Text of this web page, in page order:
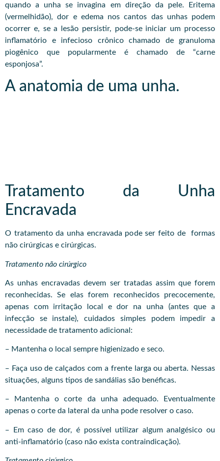
quando a unha se invagina em direção da pele. Eritema
(vermelhidão), dor e edema nos cantos das unhas podem
ocorrer e, se a lesão persistir, pode-se iniciar um processo
inflamatório e infecioso crônico chamado de granuloma
piogênico que popularmente é chamado de “carne
esponjosa”.
A anatomia de uma unha.
Tratamento da Unha
Encravada
O tratamento da unha encravada pode ser feito de formas
não cirúrgicas e cirúrgicas.
Tratamento não cirúrgico
As unhas encravadas devem ser tratadas assim que forem
reconhecidas. Se elas forem reconhecidos precocemente,
apenas com irritação local e dor na unha (antes que a
infecção se instale), cuidados simples podem impedir a
necessidade de tratamento adicional:
– Mantenha o local sempre higienizado e seco.
– Faça uso de calçados com a frente larga ou aberta. Nessas
situações, alguns tipos de sandálias são benéficas.
– Mantenha o corte da unha adequado. Eventualmente
apenas o corte da lateral da unha pode resolver o caso.
– Em caso de dor, é possível utilizar algum analgésico ou
anti-inflamatório (caso não exista contraindicação).